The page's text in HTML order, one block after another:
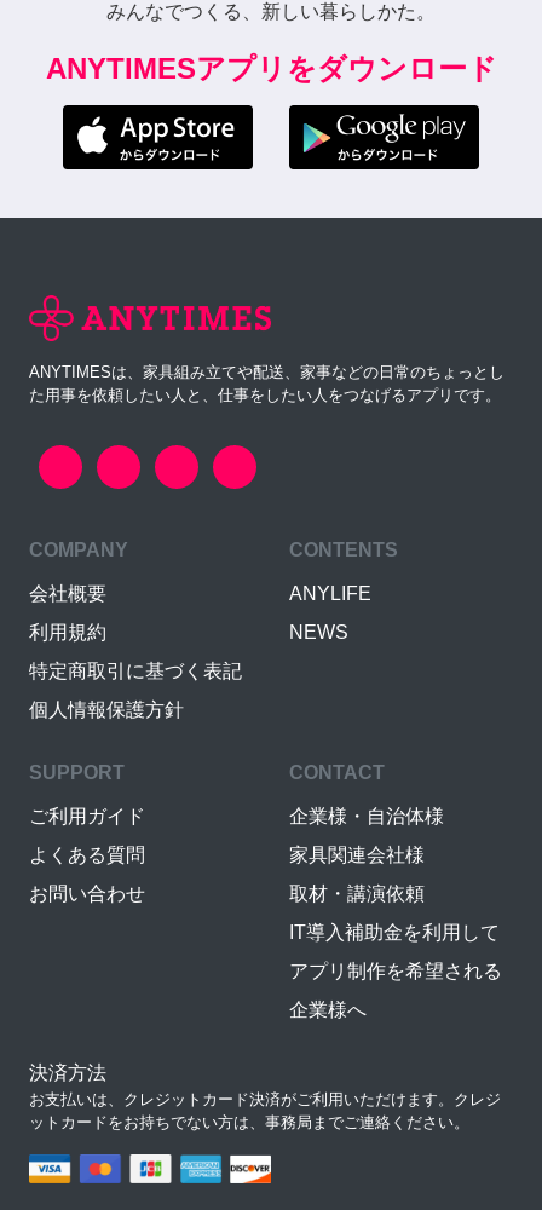
みんなでつくる、新しい暮らしかた。
ANYTIMESアプリをダウンロード
ANYTIMESは、家具組み立てや配送、家事などの日常のちょっとし
た用事を依頼したい人と、仕事をしたい人をつなげるアプリです。
COMPANY
会社概要
利用規約
特定商取引に基づく表記
個人情報保護方針
CONTENTS
ANYLIFE
NEWS
SUPPORT
ご利用ガイド
よくある質問
お問い合わせ
CONTACT
企業様・自治体様
家具関連会社様
取材・講演依頼
IT導入補助金を利用して
アプリ制作を希望される
企業様へ
決済方法
お支払いは、クレジットカード決済がご利用いただけます。クレジ
ットカードをお持ちでない方は、事務局までご連絡ください。